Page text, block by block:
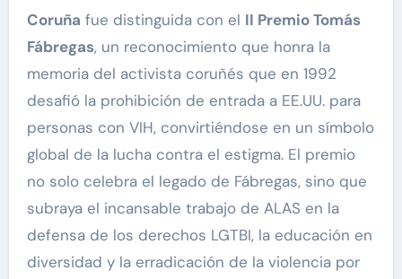
Coruña fue distinguida con el II Premio Tomás
Fábregas, un reconocimiento que honra la
memoria del activista coruñés que en 1992
desafió la prohibición de entrada a EE.UU. para
personas con VIH, convirtiéndose en un símbolo
global de la lucha contra el estigma. El premio
no solo celebra el legado de Fábregas, sino que
subraya el incansable trabajo de ALAS en la
defensa de los derechos LGTBI, la educación en
diversidad y la erradicación de la violencia por